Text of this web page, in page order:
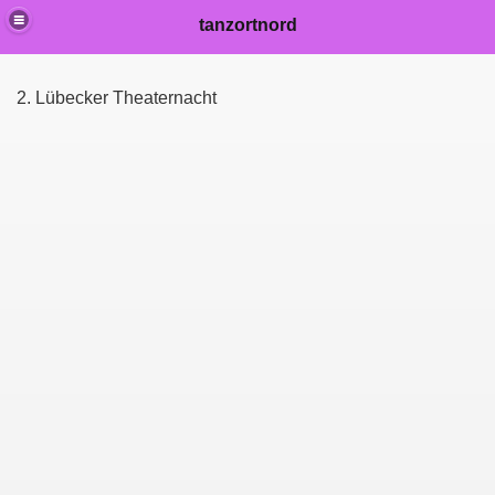
tanzortnord
2. Lübecker Theaternacht